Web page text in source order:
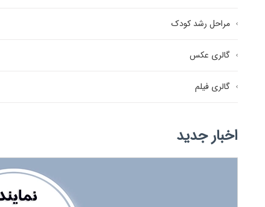
مراحل رشد کودک
گالری عکس
گالری فیلم
اخبار جدید